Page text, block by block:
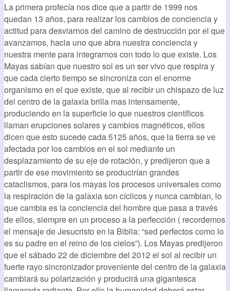
La primera profecía nos dice que a partir de 1999 nos
quedan 13 años, para realizar los cambios de conciencia y
actitud para desviarnos del camino de destrucción por el que
avanzamos, hacia uno que abra nuestra conciencia y
nuestra mente para integrarnos con todo lo que existe. Los
Mayas sabían que nuestro sol es un ser vivo que respira y
que cada cierto tiempo se sincroniza con el enorme
organismo en el que existe, que al recibir un chispazo de luz
del centro de la galaxia brilla mas intensamente,
produciendo en la superficie lo que nuestros científicos
llaman erupciones solares y cambios magnéticos, ellos
dicen que esto sucede cada 5125 años, que la tierra se ve
afectada por los cambios en el sol mediante un
desplazamiento de su eje de rotación, y predijeron que a
partir de ese movimiento se producirían grandes
cataclismos, para los mayas los procesos universales como
la respiración de la galaxia son cíclicos y nunca cambian, lo
que cambia es la conciencia del hombre que pasa a través
de ellos, siempre en un proceso a la perfección ( recordemos
el mensaje de Jesucristo en la Biblia: “sed perfectos como lo
es su padre en el reino de los cielos”). Los Mayas predijeron
que el sábado 22 de diciembre del 2012 el sol al recibir un
fuerte rayo sincronizador proveniente del centro de la galaxia
cambiará su polarización y producirá una gigantesca